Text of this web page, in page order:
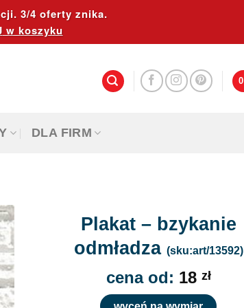
3/4 oferty znika.
w koszyku
0
DLA FIRM
Plakat – bzykanie
odmładza (sku:art/13592)
cena od: 18 zł